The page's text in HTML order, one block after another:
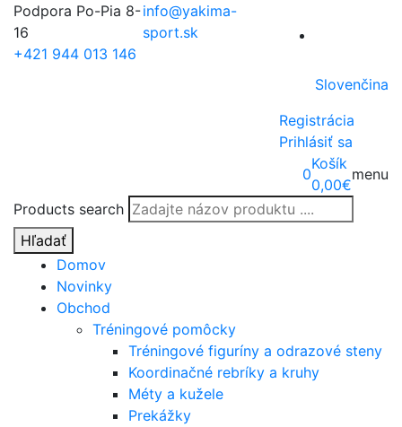
Podpora Po-Pia 8-
16
+421 944 013 146
info@yakima-
sport.sk
Slovenčina
Registrácia
Prihlásiť sa
Products search
Hľadať
0
Košík
0,00€
menu
Domov
Novinky
Obchod
Tréningové pomôcky
Tréningové figuríny a odrazové steny
Koordinačné rebríky a kruhy
Méty a kužele
Prekážky